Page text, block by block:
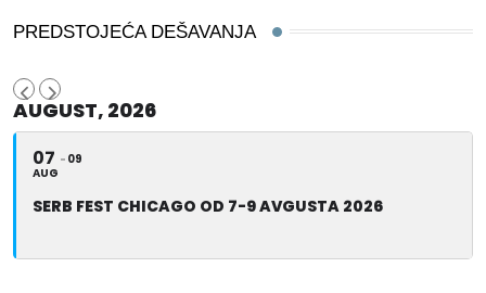
PREDSTOJEĆA DEŠAVANJA
AUGUST, 2026
07
AUG
09
SERB FEST CHICAGO OD 7-9 AVGUSTA 2026